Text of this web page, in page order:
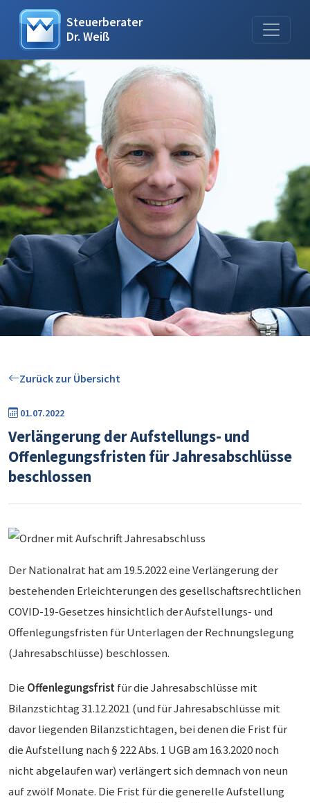
Steuerberater
Dr. Weiß
Zurück zur Übersicht
01.07.2022
Verlängerung der Aufstellungs- und
Offenlegungsfristen für Jahresabschlüsse
beschlossen
Der Nationalrat hat am 19.5.2022 eine Verlängerung der
bestehenden Erleichterungen des gesellschaftsrechtlichen
COVID-19-Gesetzes hinsichtlich der Aufstellungs- und
Offenlegungsfristen für Unterlagen der Rechnungslegung
(Jahresabschlüsse) beschlossen.
Die Offenlegungsfristfür die Jahresabschlüsse mit
Bilanzstichtag 31.12.2021 (und für Jahresabschlüsse mit
davor liegenden Bilanzstichtagen, bei denen die Frist für
die Aufstellung nach § 222 Abs. 1 UGB am 16.3.2020 noch
nicht abgelaufen war) verlängert sich demnach von neun
auf zwölf Monate. Die Frist für die generelle Aufstellung